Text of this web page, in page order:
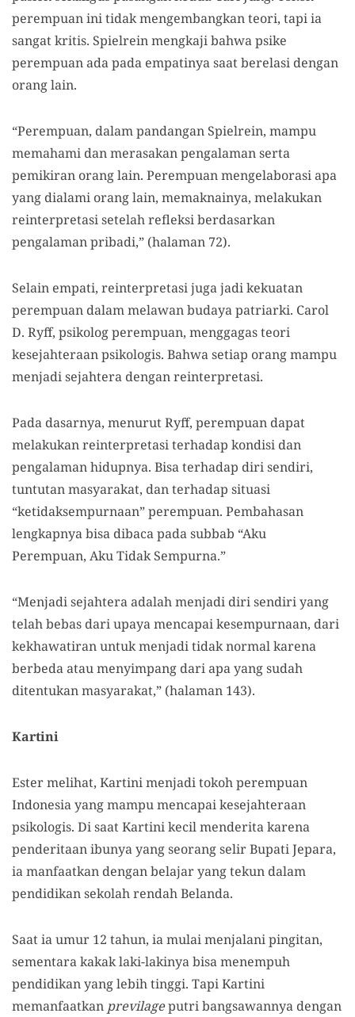
perempuan ini tidak mengembangkan teori, tapi ia
sangat kritis. Spielrein mengkaji bahwa psike
perempuan ada pada empatinya saat berelasi dengan
orang lain.
“Perempuan, dalam pandangan Spielrein, mampu
memahami dan merasakan pengalaman serta
pemikiran orang lain. Perempuan mengelaborasi apa
yang dialami orang lain, memaknainya, melakukan
reinterpretasi setelah refleksi berdasarkan
pengalaman pribadi,” (halaman 72).
Selain empati, reinterpretasi juga jadi kekuatan
perempuan dalam melawan budaya patriarki. Carol
D. Ryff, psikolog perempuan, menggagas teori
kesejahteraan psikologis. Bahwa setiap orang mampu
menjadi sejahtera dengan reinterpretasi.
Pada dasarnya, menurut Ryff, perempuan dapat
melakukan reinterpretasi terhadap kondisi dan
pengalaman hidupnya. Bisa terhadap diri sendiri,
tuntutan masyarakat, dan terhadap situasi
“ketidaksempurnaan” perempuan. Pembahasan
lengkapnya bisa dibaca pada subbab “Aku
Perempuan, Aku Tidak Sempurna.”
“Menjadi sejahtera adalah menjadi diri sendiri yang
telah bebas dari upaya mencapai kesempurnaan, dari
kekhawatiran untuk menjadi tidak normal karena
berbeda atau menyimpang dari apa yang sudah
ditentukan masyarakat,” (halaman 143).
Kartini
Ester melihat, Kartini menjadi tokoh perempuan
Indonesia yang mampu mencapai kesejahteraan
psikologis. Di saat Kartini kecil menderita karena
penderitaan ibunya yang seorang selir Bupati Jepara,
ia manfaatkan dengan belajar yang tekun dalam
pendidikan sekolah rendah Belanda.
Saat ia umur 12 tahun, ia mulai menjalani pingitan,
sementara kakak laki-lakinya bisa menempuh
pendidikan yang lebih tinggi. Tapi Kartini
memanfaatkan previlageputri bangsawannya dengan